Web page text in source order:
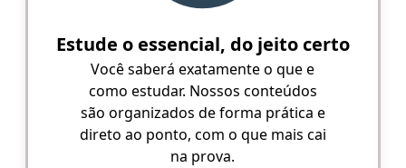
Estude o essencial, do jeito certo
Você saberá exatamente o que e
como estudar. Nossos conteúdos
são organizados de forma prática e
direto ao ponto, com o que mais cai
na prova.